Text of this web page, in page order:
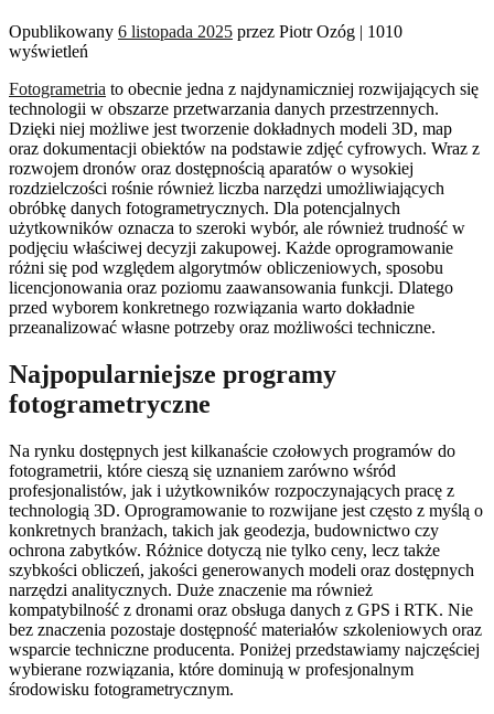
Opublikowany 6 listopada 2025 przez Piotr Ozóg | 1010
wyświetleń
Fotogrametria to obecnie jedna z najdynamiczniej rozwijających się
technologii w obszarze przetwarzania danych przestrzennych.
Dzięki niej możliwe jest tworzenie dokładnych modeli 3D, map
oraz dokumentacji obiektów na podstawie zdjęć cyfrowych. Wraz z
rozwojem dronów oraz dostępnością aparatów o wysokiej
rozdzielczości rośnie również liczba narzędzi umożliwiających
obróbkę danych fotogrametrycznych. Dla potencjalnych
użytkowników oznacza to szeroki wybór, ale również trudność w
podjęciu właściwej decyzji zakupowej. Każde oprogramowanie
różni się pod względem algorytmów obliczeniowych, sposobu
licencjonowania oraz poziomu zaawansowania funkcji. Dlatego
przed wyborem konkretnego rozwiązania warto dokładnie
przeanalizować własne potrzeby oraz możliwości techniczne.
Najpopularniejsze programy
fotogrametryczne
Na rynku dostępnych jest kilkanaście czołowych programów do
fotogrametrii, które cieszą się uznaniem zarówno wśród
profesjonalistów, jak i użytkowników rozpoczynających pracę z
technologią 3D. Oprogramowanie to rozwijane jest często z myślą o
konkretnych branżach, takich jak geodezja, budownictwo czy
ochrona zabytków. Różnice dotyczą nie tylko ceny, lecz także
szybkości obliczeń, jakości generowanych modeli oraz dostępnych
narzędzi analitycznych. Duże znaczenie ma również
kompatybilność z dronami oraz obsługa danych z GPS i RTK. Nie
bez znaczenia pozostaje dostępność materiałów szkoleniowych oraz
wsparcie techniczne producenta. Poniżej przedstawiamy najczęściej
wybierane rozwiązania, które dominują w profesjonalnym
środowisku fotogrametrycznym.